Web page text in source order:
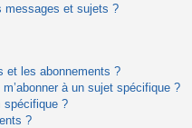
messages et sujets ?
et les abonnements ?
à un sujet spécifique ?
spécifique ?
?